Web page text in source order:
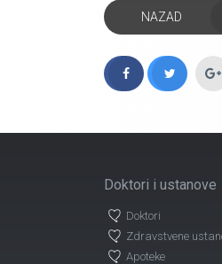
NAZAD
Doktori i ustanove
Doktori
Zdravstvene
Apoteke